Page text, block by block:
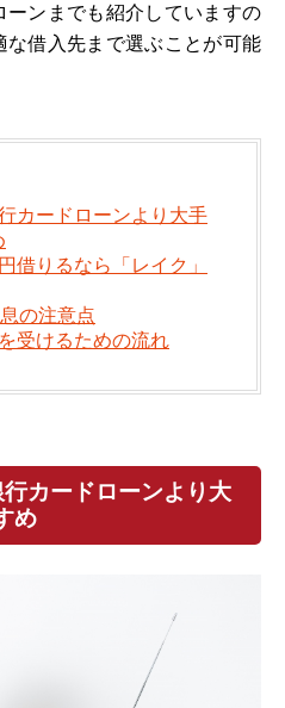
ーンまでも紹介していますの
な借入先まで選ぶことが可能
カードローンより大手
借りるなら「レイク」
の注意点
受けるための流れ
カードローンより大
め